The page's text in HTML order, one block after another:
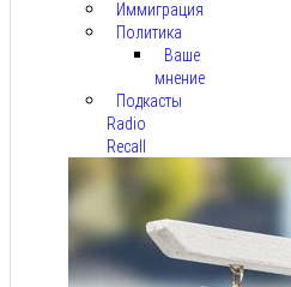
Иммиграция
Политика
Ваше
мнение
Подкасты
Radio
Recall